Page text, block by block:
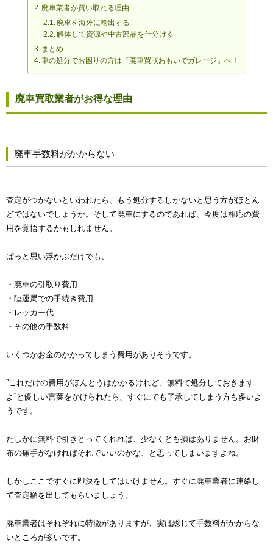
廃車業者が買い取れる理由
廃車を海外に輸出する
解体して資源や中古部品を仕分ける
まとめ
車の処分でお困りの方は『廃車買取おもいでガレージ』へ！
廃車買取業者がお得な理由
廃車手数料がかからない
査定がつかないといわれたら、もう処分するしかないと思う方がほとん
どではないでしょうか。そして廃車にするのであれば、今度は相応の費
用を覚悟するかもしれません。
ぱっと思い浮かぶだけでも、
・廃車の引取り費用
・陸運局での手続き費用
・レッカー代
・その他の手数料
いくつかお金のかかってしまう費用がありそうです。
”これだけの費用がほんとうはかかるけれど、無料で処分しておきます
よ”と優しい言葉をかけられたら、すぐにでも了承してしまう方も多いよ
うです。
たしかに無料で引きとってくれれば、少なくとも損はありません。お財
布の痛手がなければそれでいいのかな、と思ってしまいますよね。
しかしここですぐに即決をしてはいけません。すぐに廃車業者に連絡し
て査定額を出してもらいましょう。
廃車業者はそれぞれに特徴がありますが、実は総じて手数料がかからな
いところが多いです。